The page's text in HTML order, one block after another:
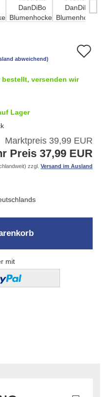
abweichend)
versenden wir
Lager
Marktpreis 39,99 EUR
Preis 37,99 EUR
zzgl. Versand im Ausland
mit